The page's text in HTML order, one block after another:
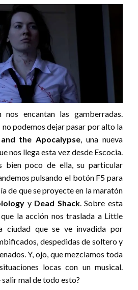
encantan las gamberradas.
podemos dejar pasar por alto la
the Apocalypse , una nueva
nos llega esta vez desde Escocia.
bien poco de ella, su particular
pulsando el botón F5 para
de que se proyecte en la maratón
y Dead Shack. Sobre esta
la acción nos traslada a Little
ciudad que se ve invadida por
despedidas de soltero y
Y, ojo, que mezclamos toda
locas con un musical.
salir mal de todo esto?